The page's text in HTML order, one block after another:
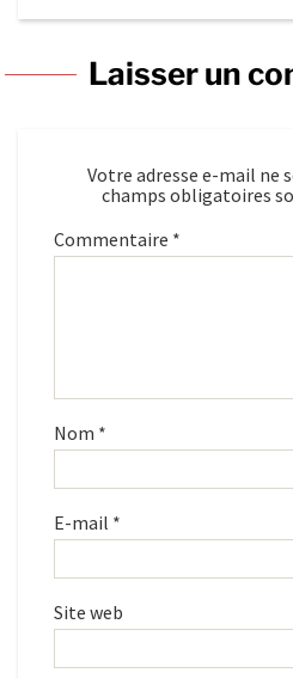
Laisser un
Votre adresse e-mail ne
champs obligatoires
Commentaire *
Nom *
E-mail *
Site web